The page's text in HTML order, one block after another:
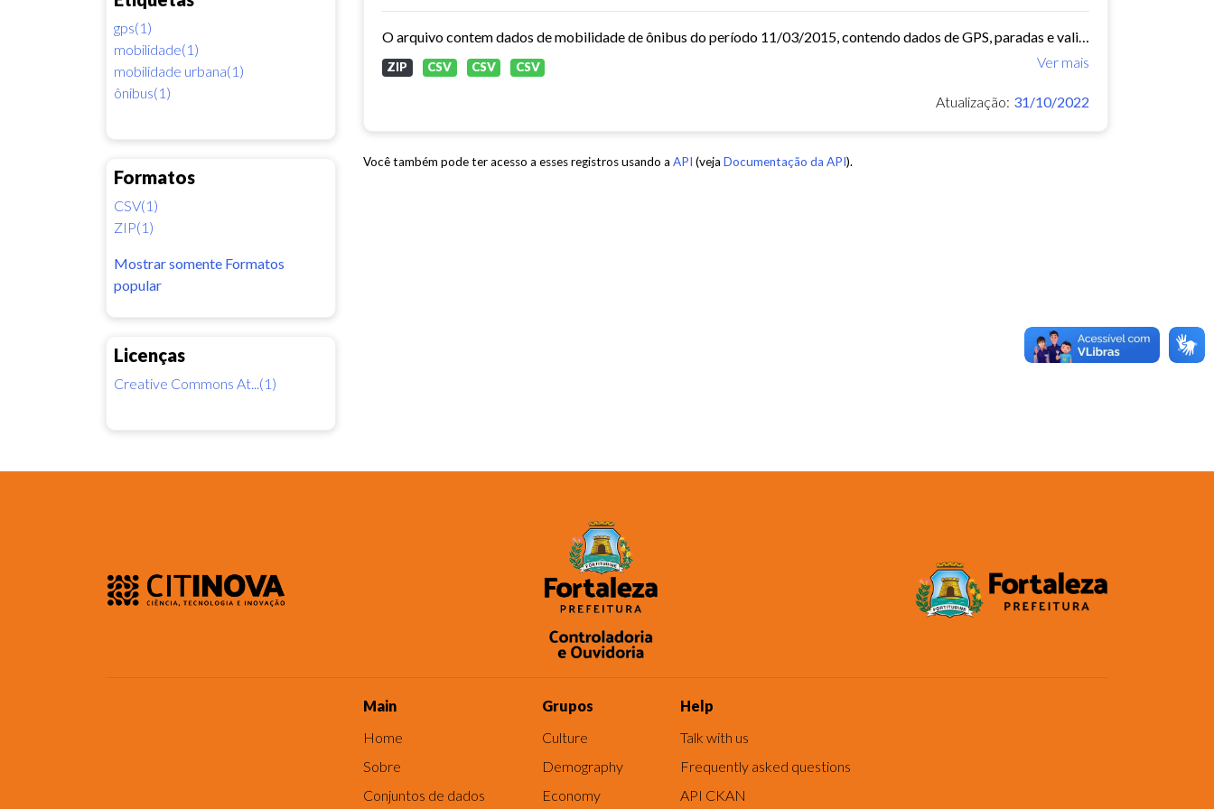
gps(1)
mobilidade(1)
mobilidade urbana(1)
ônibus(1)
Formatos
CSV(1)
ZIP(1)
Mostrar somente Formatos
popular
Licenças
Creative Commons At...(1)
O arquivo contem dados de mobilidade de ônibus do período 11/03/2015, contendo dados de GPS, paradas e validação.
Ver mais
ZIP CSV CSV CSV
Atualização: 31/10/2022
Você também pode ter acesso a esses registros usando a API (veja Documentação da API).
Main
Home
Sobre
Conjuntos de dados
Grupos
Culture
Demography
Economy
Help
Talk with us
Frequently asked questions
API CKAN